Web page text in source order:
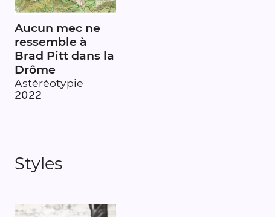
Aucun mec ne
ressemble à
Brad Pitt dans la
Drôme
Astéréotypie
2022
Styles